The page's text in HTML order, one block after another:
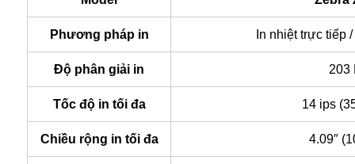
Phương pháp in In nhiệt trực tiếp
Độ phân giải in 203
Tốc độ in tối đa 14 ips
Chiều rộng in tối đa 4.09″